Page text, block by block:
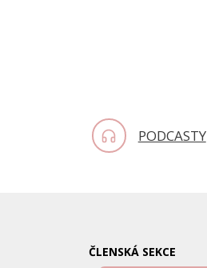
PODCASTY
ČLENSKÁ SEKCE